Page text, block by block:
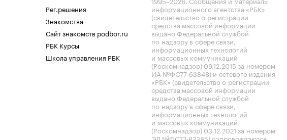
Рег.решения
Знакомства
Сайт знакомств podbor.ru
РБК Курсы
Школа управления РБК
информационного агентства «РБК»
(свидетельство о регистрации
средства массовой информации
выдано Федеральной службой
по надзору в сфере связи,
информационных технологий
и массовых коммуникаций
(Роскомнадзор) 09.12.2015 за номером
ИА №ФС77-63848) и сетевого издания
«РБК» (свидетельство о регистрации
средства массовой информации
выдано Федеральной службой
по надзору в сфере связи,
информационных технологий
и массовых коммуникаций
(Роскомнадзор) 03.12.2021 за номером
ЭЛ №ФС77-82385) сопровождаются